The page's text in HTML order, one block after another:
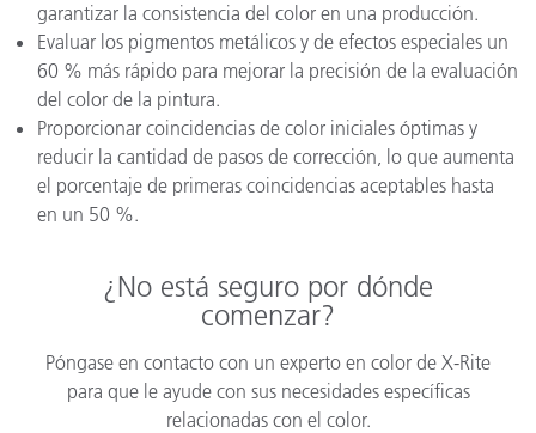
garantizar la consistencia del color en una producción.
Evaluar los pigmentos metálicos y de efectos especiales un
60 % más rápido para mejorar la precisión de la evaluación
del color de la pintura.
Proporcionar coincidencias de color iniciales óptimas y
reducir la cantidad de pasos de corrección, lo que aumenta
el porcentaje de primeras coincidencias aceptables hasta
en un 50 %.
¿No está seguro por dónde
comenzar?
Póngase en contacto con un experto en color de X-Rite
para que le ayude con sus necesidades específicas
relacionadas con el color.